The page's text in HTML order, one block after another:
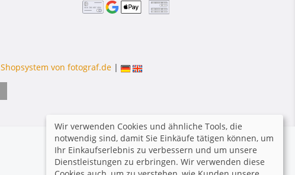
Shopsystem von fotograf.de |
Wir verwenden Cookies und ähnliche Tools, die
notwendig sind, damit Sie Einkäufe tätigen können, um
Ihr Einkaufserlebnis zu verbessern und um unsere
Dienstleistungen zu erbringen. Wir verwenden diese